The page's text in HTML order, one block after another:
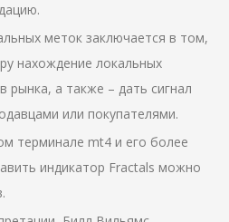
меток заключается в том,
нахождение локальных
рынка, а также – дать сигнал
или покупателями.
терминале mt4 и его более
индикатор Fractals можно